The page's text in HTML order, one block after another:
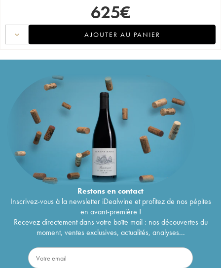
625€
AJOUTER AU PANIER
Restons encontact
Inscrivez-vous à la newsletter iDealwine et profitez de nos pépites
en avant-première !
Recevez directement dans votre boîte mail : nos découvertes du
moment, ventes exclusives, actualités, analyses...